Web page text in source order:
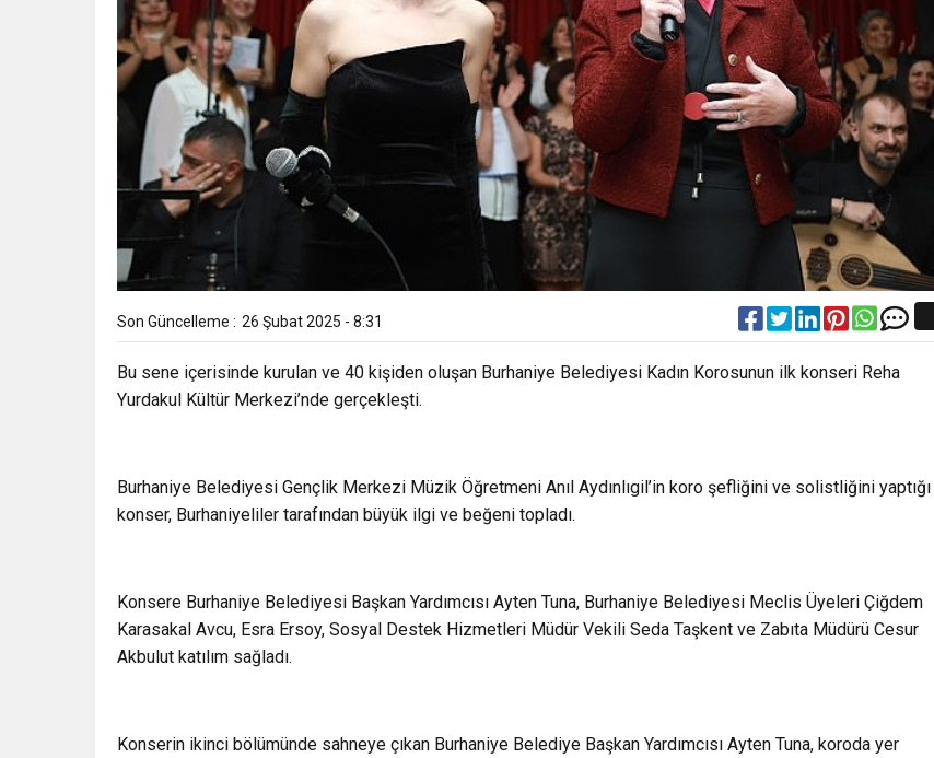
Son Güncelleme : 26 Şubat 2025 - 8:31
Bu sene içerisinde kurulan ve 40 kişiden oluşan Burhaniye Belediyesi Kadın Korosunun ilk konseri Reha
Yurdakul Kültür Merkezi’nde gerçekleşti.
Burhaniye Belediyesi Gençlik Merkezi Müzik Öğretmeni Anıl Aydınlıgil’in koro şefliğini ve solistliğini yaptığı
konser, Burhaniyeliler tarafından büyük ilgi ve beğeni topladı.
Konsere Burhaniye Belediyesi Başkan Yardımcısı Ayten Tuna, Burhaniye Belediyesi Meclis Üyeleri Çiğdem
Karasakal Avcu, Esra Ersoy, Sosyal Destek Hizmetleri Müdür Vekili Seda Taşkent ve Zabıta Müdürü Cesur
Akbulut katılım sağladı.
Konserin ikinci bölümünde sahneye çıkan Burhaniye Belediye Başkan Yardımcısı Ayten Tuna, koroda yer